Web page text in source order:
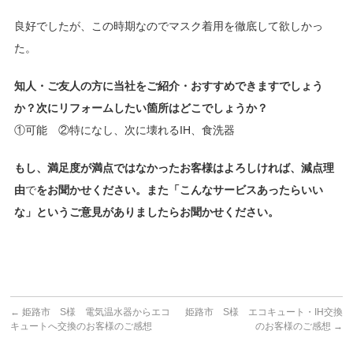
良好でしたが、この時期なのでマスク着用を徹底して欲しかっ
た。
知人・ご友人の方に当社をご紹介・おすすめできますでしょう
か？次にリフォームしたい箇所はどこでしょうか？
①可能 ②特になし、次に壊れるIH、食洗器
もし、満足度が満点ではなかったお客様はよろしければ、減点理
由でをお聞かせください。また「こんなサービスあったらいい
な」というご意見がありましたらお聞かせください。
← 姫路市 S様 電気温水器からエコ
キュートへ交換のお客様のご感想
姫路市 S様 エコキュート・IH交換
のお客様のご感想 →